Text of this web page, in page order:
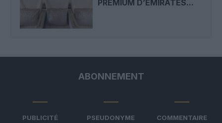
PREMIUM D’EMIRATES...
ABONNEMENT
PUBLICITÉ
PSEUDONYME
COMMENTAIRE